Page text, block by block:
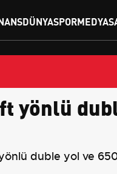
DÜNYASPORMEDYA
yönlü
duble yol ve